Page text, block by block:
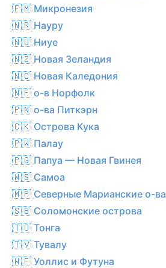
🇫🇲 Микронезия
🇳🇷 Науру
🇳🇺 Ниуе
🇳🇿 Новая Зеландия
🇳🇨 Новая Каледония
🇳🇫 о-в Норфолк
🇵🇳 о-ва Питкэрн
🇨🇰 Острова Кука
🇵🇼 Палау
🇵🇬 Папуа — Новая Гвинея
🇼🇸 Самоа
🇲🇵 Северные Марианские о-ва
🇸🇧 Соломонские острова
🇹🇴 Тонга
🇹🇻 Тувалу
🇼🇫 Уоллис и Футуна